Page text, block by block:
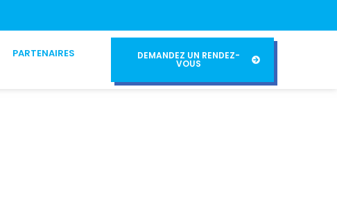
PARTENAIRES DEMANDEZ UN RENDEZ-
VOUS